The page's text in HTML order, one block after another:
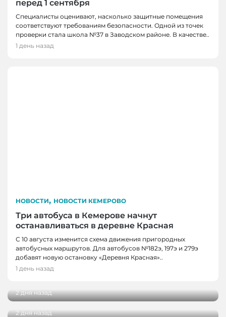
перед 1 сентября
Специалисты оценивают, насколько защитные помещения
соответствуют требованиям безопасности. Одной из точек
проверки стала школа №37 в Заводском районе. В качестве..
1 день назад
НОВОСТИ, НОВОСТИ КЕМЕРОВО
Три автобуса в Кемерове начнут
останавливаться в деревне Красная
С 10 августа изменится схема движения пригородных
автобусных маршрутов. Для автобусов №182э, 197э и 279э
добавят новую остановку «Деревня Красная»..
1 день назад
НОВОСТИ
В Кузбассе наградили лучших тренеров,
2 дня назад
НОВОСТИ, НОВОСТИ КЕМЕРОВО
годом
2 дня назад